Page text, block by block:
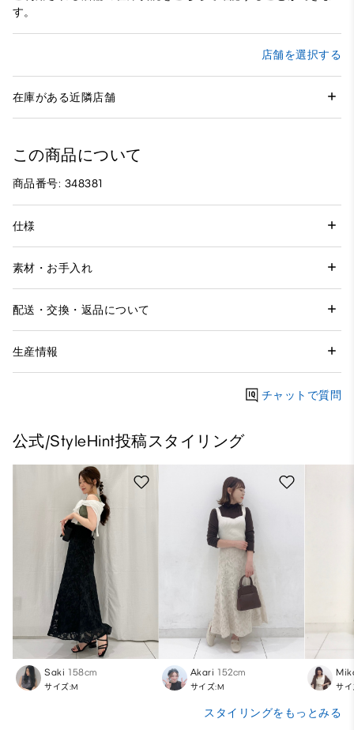
す。
店舗を選択する
在庫がある近隣店舗
この商品について
商品番号: 348381
仕様
素材・お手入れ
配送・交換・返品について
生産情報
チャットで質問
公式/StyleHint投稿スタイリング
Saki 158cm
サイズ:M
Akari 152cm
サイズ:M サ
スタイリングをもっとみる